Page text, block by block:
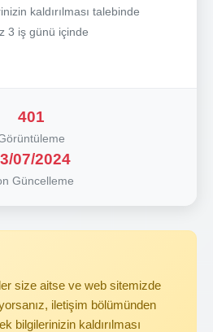
kaldırılması talebinde
3 iş günü içinde
401
07/2024
Güncelleme
size aitse ve web sitemizde
iletişim bölümünden
bilgilerinizin kaldırılması